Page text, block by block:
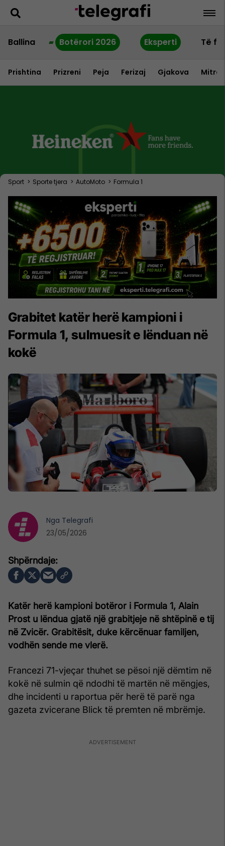
Ballina Botërori 2026 Eksperti Të
Prishtina Prizreni Peja Ferizaj Gjakova
Sport > Sporte tjera > AutoMoto > Formula 1
Grabitet katër herë kampioni i
Formula 1, sulmuesit e lënduan në
kokë
Katër herë kampioni botëror i Formula 1, Alain
Prost u lëndua gjatë një grabitjeje në shtëpinë e tij
në Zvicër. Grabitësit, duke kërcënuar familjen,
vodhën sende me vlerë.
Francezi 71-vjeçar thuhet se pësoi një dëmtim në
kokë në sulmin që ndodhi të martën në mëngjes,
dhe incidenti u raportua për herë të parë nga
gazeta zvicerane Blick të premten në mbrëmje.
Nga Telegrafi
23/05/2026